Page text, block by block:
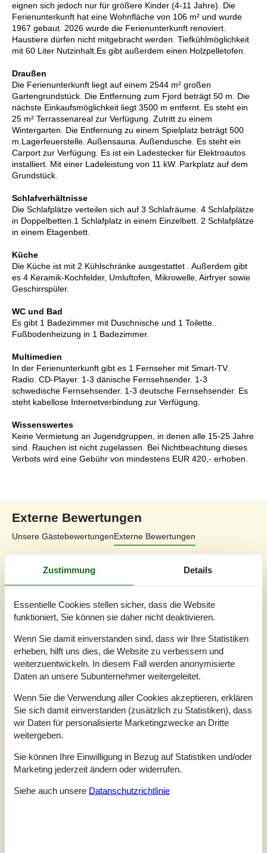
eignen sich jedoch nur für größere Kinder (4-11 Jahre). Die
Ferienunterkunft hat eine Wohnfläche von 106 m² und wurde
1967 gebaut. 2026 wurde die Ferienunterkunft renoviert.
Haustiere dürfen nicht mitgebracht werden. Tiefkühlmöglichkeit
mit 60 Liter Nutzinhalt.Es gibt außerdem einen Holzpelletofen.
Draußen
Die Ferienunterkunft liegt auf einem 2544 m² großen
Gartengrundstück. Die Entfernung zum Fjord beträgt 50 m. Die
nächste Einkaufsmöglichkeit liegt 3500 m entfernt. Es steht ein
25 m² Terrassenareal zur Verfügung. Zutritt zu einem
Wintergarten. Die Entfernung zu einem Spielplatz beträgt 500
m.Lagerfeuerstelle. Außensauna. Außendusche. Es steht ein
Carport zur Verfügung. Es ist ein Ladestecker für Elektroautos
installiert. Mit einer Ladeleistung von 11 kW. Parkplatz auf dem
Grundstück.
Schlafverhältnisse
Die Schlafplätze verteilen sich auf 3 Schlafräume. 4 Schlafplätze
in Doppelbetten.1 Schlafplatz in einem Einzelbett. 2 Schlafplätze
in einem Etagenbett.
Küche
Die Küche ist mit 2 Kühlschränke ausgestattet . Außerdem gibt
es 4 Keramik-Kochfelder, Umluftofen, Mikrowelle, Airfryer sowie
Geschirrspüler.
WC und Bad
Es gibt 1 Badezimmer mit Duschnische und 1 Toilette..
Fußbodenheizung in 1 Badezimmer.
Multimedien
In der Ferienunterkunft gibt es 1 Fernseher mit Smart-TV.
Radio. CD-Player. 1-3 dänische Fernsehsender. 1-3
schwedische Fernsehsender. 1-3 deutsche Fernsehsender. Es
steht kabellose Internetverbindung zur Verfügung.
Wissenswertes
Keine Vermietung an Jugendgruppen, in denen alle 15-25 Jahre
sind. Rauchen ist nicht zugelassen. Bei Nichtbeachtung dieses
Verbots wird eine Gebühr von mindestens EUR 420,- erhoben.
Externe Bewertungen
Unsere GästebewertungenExterne Bewertungen
3,8
Insgesamt:
Preis-Leistung:
Lage:
Insgesamt: 5 Service vor Ort: 5 Preis-Leistung:
Allgemein:
Fantastisk beliggenhed, fantastisk udsigt og et virkelig flot hus
Zustimmung Details
Essentielle Cookies stellen sicher, dass die Website
funktioniert, Sie können sie daher nicht deaktivieren.
Wenn Sie damit einverstanden sind, dass wir Ihre Statistiken
erheben, hilft uns dies, die Website zu verbessern und
weiterzuentwickeln. In diesem Fall werden anonymisierte
Daten an unsere Subunternehmer weitergeleitet.
Wenn Sie die Verwendung aller Cookies akzeptieren, erklären
Sie sich damit einverstanden (zusätzlich zu Statistiken), dass
wir Daten für personalisierte Marketingzwecke an Dritte
weitergeben.
Sie können Ihre Einwilligung in Bezug auf Statistiken und/oder
Marketing jederzeit ändern oder widerrufen.
Siehe auch unsere Datanschutzrichtlinie